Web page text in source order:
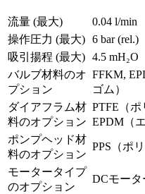
流量 (最大)
0.04 l/min
操作圧力 (最大) 6 bar (rel.)
吸引揚程 (最大) 4.5 mH₂O
バルブ材料のオ
プション
FFKM,
ゴム）
ダイアフラム材
料のオプション
PTFE（
EPDM（
ポンプヘッド材
料のオプション
PPS（ポ
モータータイプ
のオプション
DCモータ